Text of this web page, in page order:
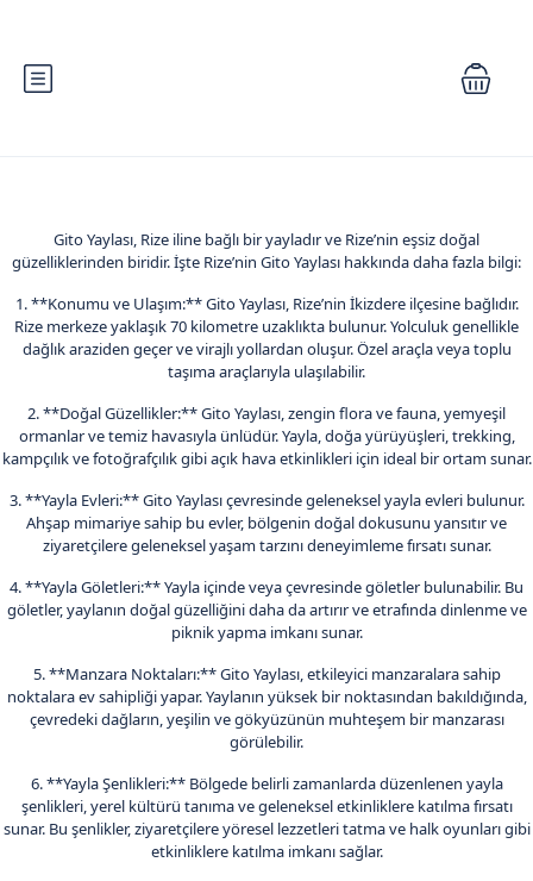
Gito Yaylası, Rize iline bağlı bir yayladır ve Rize’nin eşsiz doğal
güzelliklerinden biridir. İşte Rize’nin Gito Yaylası hakkında daha fazla bilgi:
1. **Konumu ve Ulaşım:** Gito Yaylası, Rize’nin İkizdere ilçesine bağlıdır.
Rize merkeze yaklaşık 70 kilometre uzaklıkta bulunur. Yolculuk genellikle
dağlık araziden geçer ve virajlı yollardan oluşur. Özel araçla veya toplu
taşıma araçlarıyla ulaşılabilir.
2. **Doğal Güzellikler:** Gito Yaylası, zengin flora ve fauna, yemyeşil
ormanlar ve temiz havasıyla ünlüdür. Yayla, doğa yürüyüşleri, trekking,
kampçılık ve fotoğrafçılık gibi açık hava etkinlikleri için ideal bir ortam sunar.
3. **Yayla Evleri:** Gito Yaylası çevresinde geleneksel yayla evleri bulunur.
Ahşap mimariye sahip bu evler, bölgenin doğal dokusunu yansıtır ve
ziyaretçilere geleneksel yaşam tarzını deneyimleme fırsatı sunar.
4. **Yayla Göletleri:** Yayla içinde veya çevresinde göletler bulunabilir. Bu
göletler, yaylanın doğal güzelliğini daha da artırır ve etrafında dinlenme ve
piknik yapma imkanı sunar.
5. **Manzara Noktaları:** Gito Yaylası, etkileyici manzaralara sahip
noktalara ev sahipliği yapar. Yaylanın yüksek bir noktasından bakıldığında,
çevredeki dağların, yeşilin ve gökyüzünün muhteşem bir manzarası
görülebilir.
6. **Yayla Şenlikleri:** Bölgede belirli zamanlarda düzenlenen yayla
şenlikleri, yerel kültürü tanıma ve geleneksel etkinliklere katılma fırsatı
sunar. Bu şenlikler, ziyaretçilere yöresel lezzetleri tatma ve halk oyunları gibi
etkinliklere katılma imkanı sağlar.